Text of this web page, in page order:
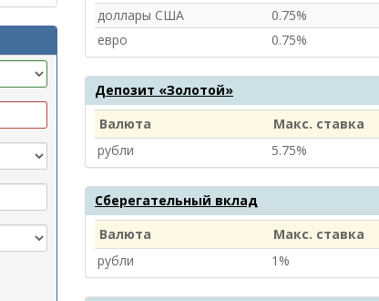
доллары США 0.75%
евро 0.75%
Депозит «Золотой»
Валюта
Макс. ставка
рубли
5.75%
Сберегательный вклад
Валюта
Макс. ставка
рубли
1%